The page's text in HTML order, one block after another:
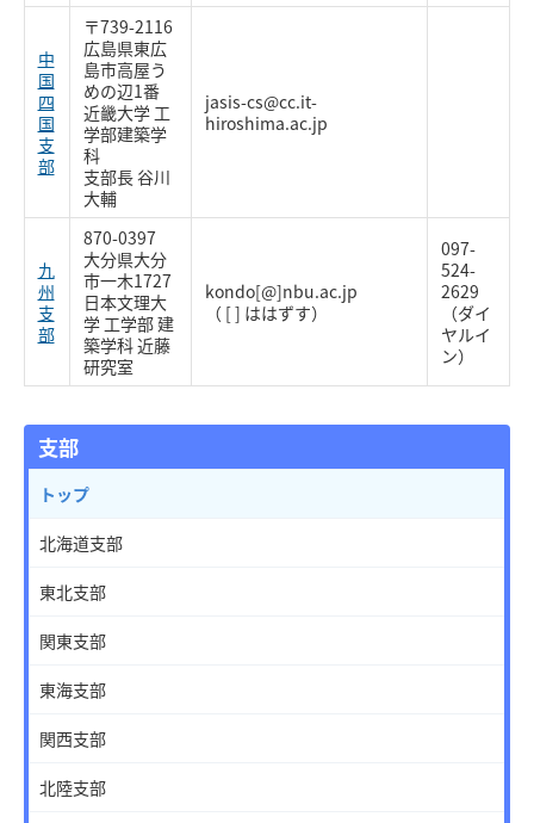
中
国
四
国
支
部
〒739-2116
広島県東広
島市高屋う
めの辺1番
近畿大学 工
学部建築学
科
支部長 谷川
大輔
jasis-cs@cc.it-
hiroshima.ac.jp
九
州
支
部
870-0397
大分県大分
市一木1727
日本文理大
学 工学部 建
築学科 近藤
研究室
kondo[@]nbu.ac.jp
（ [ ] ははずす）
097-
524-
2629
（ダイ
ヤルイ
ン）
支部
トップ
北海道支部
東北支部
関東支部
東海支部
関西支部
北陸支部